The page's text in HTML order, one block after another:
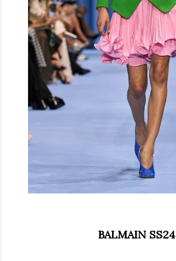
BALMAIN SS24